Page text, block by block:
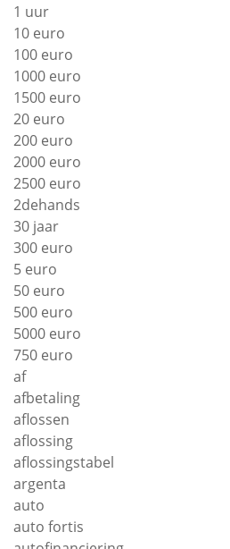
1 uur
10 euro
100 euro
1000 euro
1500 euro
20 euro
200 euro
2000 euro
2500 euro
2dehands
30 jaar
300 euro
5 euro
50 euro
500 euro
5000 euro
750 euro
af
afbetaling
aflossen
aflossing
aflossingstabel
argenta
auto
auto fortis